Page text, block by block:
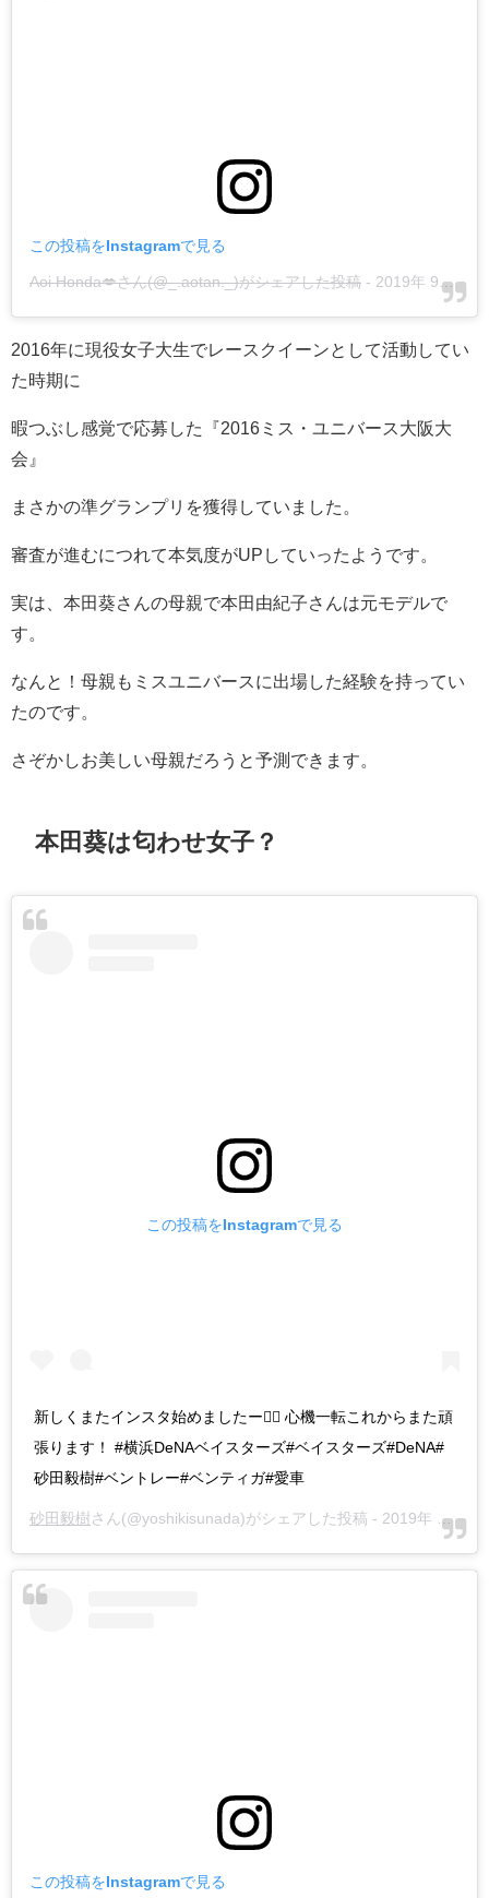
この投稿をInstagramで見る
Aoi Honda💋さん(@_.aotan._)がシェアした投稿 - 2019年 9月月23日午後10時57分PDT
2016年に現役女子大生でレースクイーンとして活動してい
た時期に
暇つぶし感覚で応募した『2016ミス・ユニバース大阪大
会』
まさかの準グランプリを獲得していました。
審査が進むにつれて本気度がUPしていったようです。
実は、本田葵さんの母親で本田由紀子さんは元モデルで
す。
なんと！母親もミスユニバースに出場した経験を持ってい
たのです。
さぞかしお美しい母親だろうと予測できます。
本田葵は匂わせ女子？
この投稿をInstagramで見る
新しくまたインスタ始めましたー🙆‍♂️ 心機一転これからまた頑
張ります！ #横浜DeNAベイスターズ#ベイスターズ#DeNA#
砂田毅樹#ベントレー#ベンティガ#愛車
砂田毅樹 さん(@yoshikisunada)がシェアした投稿 - 2019年 6月月28日午後6時27分PDT
この投稿をInstagramで見る